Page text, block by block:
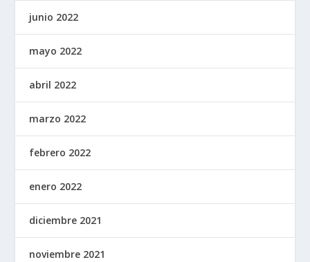
junio 2022
mayo 2022
abril 2022
marzo 2022
febrero 2022
enero 2022
diciembre 2021
noviembre 2021